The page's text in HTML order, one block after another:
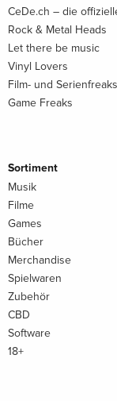
CeDe.ch – die
Rock & Metal Heads
Let there be music
Vinyl Lovers
Film- und Serienfreaks
Game Freaks
Sortiment
Musik
Filme
Games
Bücher
Merchandise
Spielwaren
Zubehör
CBD
Software
18+